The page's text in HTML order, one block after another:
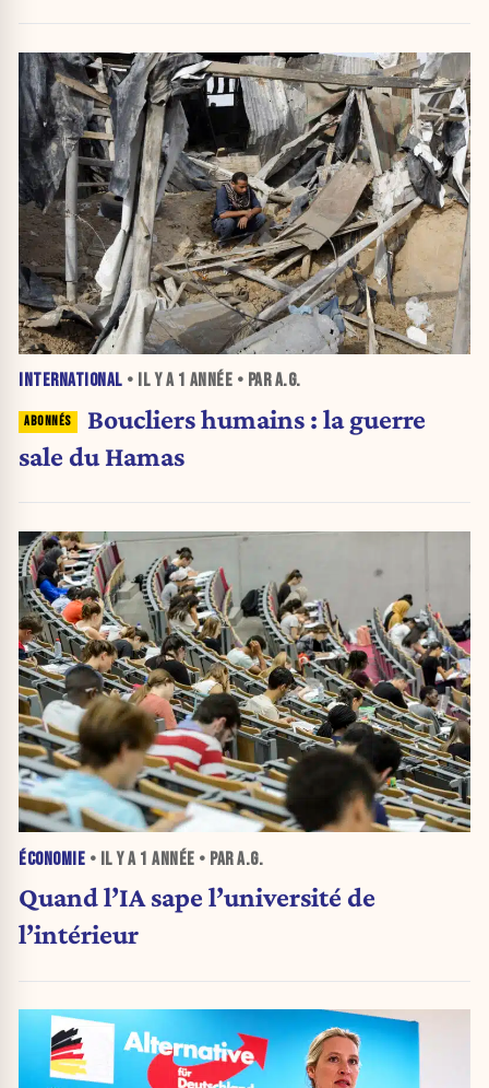
INTERNATIONAL • IL Y A 1 ANNÉE • PAR A.G.
Boucliers humains : la guerre
sale du Hamas
ÉCONOMIE • IL Y A 1 ANNÉE • PAR A.G.
Quand l’IA sape l’université de
l’intérieur